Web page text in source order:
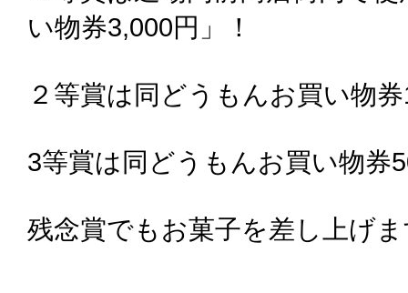
い物券3,000円」！
２等賞は同どうもんお買い物
3等賞は同どうもんお買い物券
残念賞でもお菓子を差し上げ